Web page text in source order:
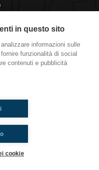
per entrare nel
in questo sito
informazioni sulle
funzionalità di social
contenuti e pubblicità
cookie